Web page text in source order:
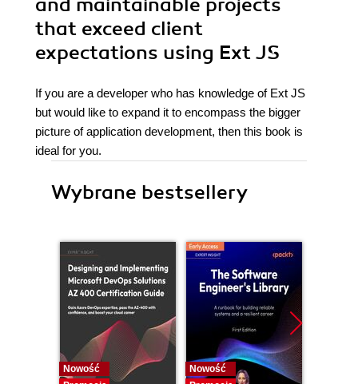
and maintainable projects
that exceed client
expectations using Ext JS
If you are a developer who has knowledge of Ext JS
but would like to expand it to encompass the bigger
picture of application development, then this book is
ideal for you.
Wybrane bestsellery
Nowość
Nowość